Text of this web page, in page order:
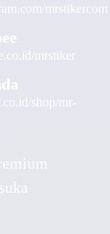
mrstikercom
mrstiker
shop/mr-